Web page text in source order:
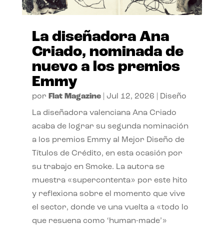
La diseñadora Ana
Criado, nominada de
nuevo a los premios
Emmy
por Flat Magazine| Jul 12, 2026 Diseño
La diseñadora valenciana Ana Criado
acaba de lograr su segunda nominación
a los premios Emmy al Mejor Diseño de
Títulos de Crédito, en esta ocasión por
su trabajo en Smoke. La autora se
muestra «supercontenta» por este hito
y reflexiona sobre el momento que vive
el sector, donde ve una vuelta a «todo lo
que resuena como ‘human-made’»